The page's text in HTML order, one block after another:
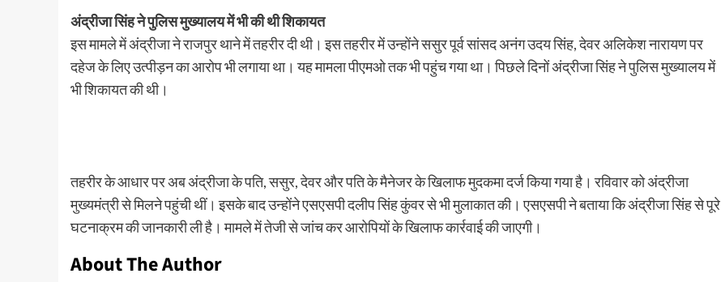
अंद्रीजा सिंह ने पुलिस मुख्यालय में भी की थी शिकायत
इस मामले में अंद्रीजा ने राजपुर थाने में तहरीर दी थी। इस तहरीर में उन्होंने ससुर पूर्व सांसद अनंग उदय सिंह, देवर अलिकेश नारायण पर
दहेज के लिए उत्पीड़न का आरोप भी लगाया था। यह मामला पीएमओ तक भी पहुंच गया था। पिछले दिनों अंद्रीजा सिंह ने पुलिस मुख्यालय में
भी शिकायत की थी।
तहरीर के आधार पर अब अंद्रीजा के पति, ससुर, देवर और पति के मैनेजर के खिलाफ मुदकमा दर्ज किया गया है। रविवार को अंद्रीजा
मुख्यमंत्री से मिलने पहुंची थीं। इसके बाद उन्होंने एसएसपी दलीप सिंह कुंवर से भी मुलाकात की। एसएसपी ने बताया कि अंद्रीजा सिंह से पूरे
घटनाक्रम की जानकारी ली है। मामले में तेजी से जांच कर आरोपियों के खिलाफ कार्रवाई की जाएगी।
About The Author